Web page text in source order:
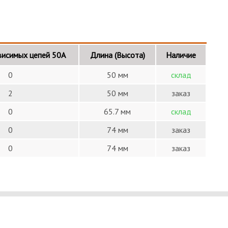
цепей 50А Длина (Высота)
Наличие
0
50 мм
склад
2
50 мм
заказ
0
65.7 мм
склад
0
74 мм
заказ
0
74 мм заказ